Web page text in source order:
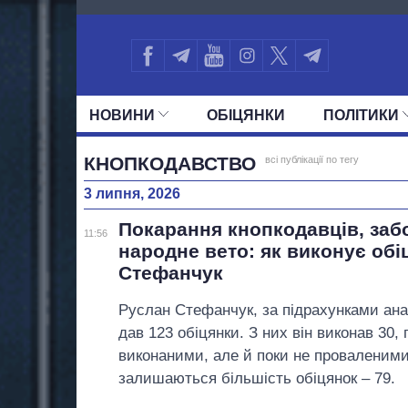
340
НОВИНИ ОБIЦЯНКИ ПОЛIТИКИ
УСІ ПОЛІТИКИ ПРЕЗИДЕНТ І ОФІС
КНОПКОДАВСТВО всі публікації по тегу
3 липня, 2026
11:56
Покарання кнопкодавців,
народне вето: як виконує
Стефанчук
Руслан Стефанчук, за підрахунками
дав 123 обіцянки. З них він виконав
виконаними, але й поки не
залишаються більшість обіцянок – 79.